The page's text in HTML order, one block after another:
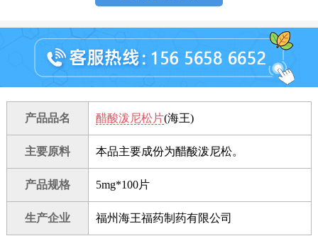
产品品名 醋酸泼尼松片(海王)
主要原料 本品主要成份为醋酸泼尼松。
产品规格 5mg*100片
生产企业 福州海王福药制药有限公司